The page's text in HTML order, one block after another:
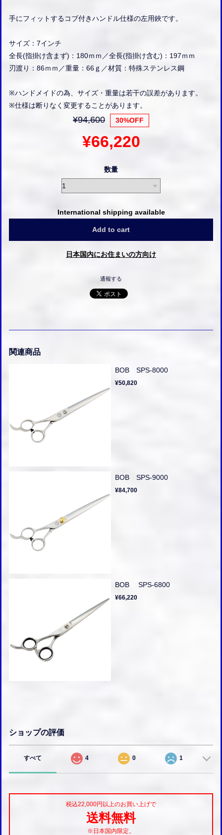
手にフィットするコブ付きハンドル仕様の左用鋏です。
サイズ：7インチ
全長(指掛け含まず)：180ｍｍ／全長(指掛け含む)：197ｍｍ
刃渡り：86ｍｍ／重量：66ｇ／材質：特殊ステンレス鋼
※ハンドメイドの為、サイズ・重量は若干の誤差があります。
※仕様は断りなく変更することがあります。
¥94,600 30%OFF
¥66,220
数量
International shipping available
Add to cart
日本国内にお住まいの方向け
通報する
関連商品
BOB SPS-8000
¥50,820
BOB SPS-9000
¥84,700
BOB SPS-6800
¥66,220
ショップの評価
すべて 4 0 1
税込22,000円以上のお買い上げで
送料無料
※日本国内限定。